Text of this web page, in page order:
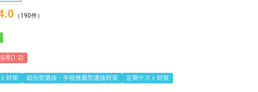
（190件）
導(1:2)
対策 総合型選抜・学校推薦型選抜対策 定期テスト対策